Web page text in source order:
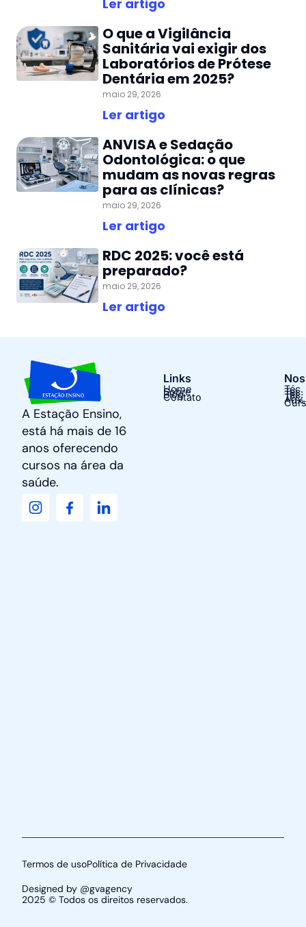
Ler artigo
O que a Vigilância
Sanitária vai exigir dos
Laboratórios de Prótese
Dentária em 2025?
maio 29, 2026
Ler artigo
ANVISA e Sedação
Odontológica: o que
mudam as novas regras
para as clínicas?
maio 29, 2026
Ler artigo
RDC 2025: você está
preparado?
maio 29, 2026
Ler artigo
A Estação Ensino,
está há mais de 16
anos oferecendo
cursos na área da
saúde.
Links
Home
Sobre
Blog
Contato Tec.
Tec.
2025 © Todos os direitos reservados.
Designed by @gvagency
Termos de usoPolítica de Privacidade